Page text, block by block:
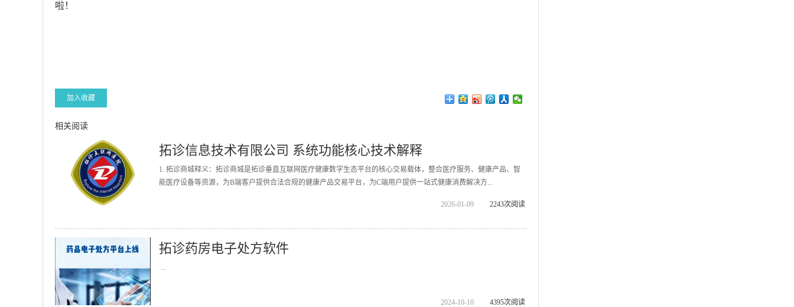
啦！
加入收藏
相关阅读
拓诊信息技术有限公司 系统功能核心技术解释
1. 拓诊商城释义：拓诊商城是拓诊垂直互联网医疗健康数字生态平台的核心交易载体，整合医疗服务、健康产品、智
能医疗设备等资源，为B端客户提供合法合规的健康产品交易平台，为C端用户提供一站式健康消费解决方...
2026-01-09 2243次阅读
拓诊药房电子处方软件
...
2024-10-10 4395次阅读